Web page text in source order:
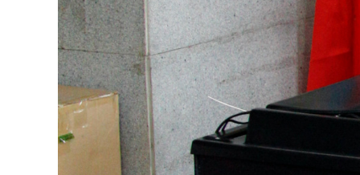
Олимп 2024